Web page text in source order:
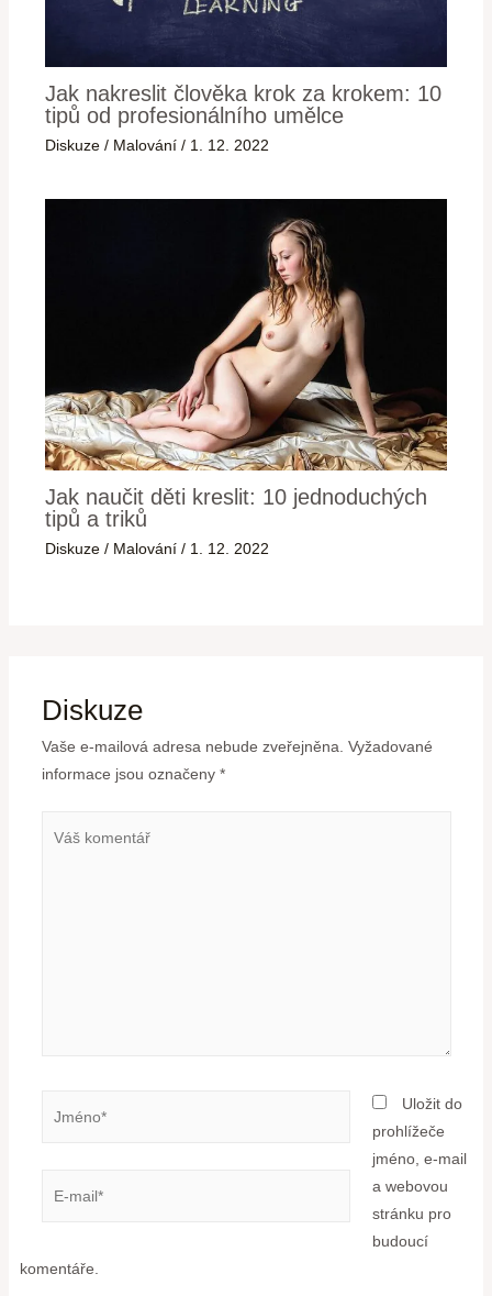
Jak nakreslit člověka krok za krokem: 10
tipů od profesionálního umělce
Diskuze / Malování / 1. 12. 2022
Jak naučit děti kreslit: 10 jednoduchých
tipů a triků
Diskuze / Malování / 1. 12. 2022
Diskuze
Vaše e-mailová adresa nebude zveřejněna. Vyžadované
informace jsou označeny *
Uložit do
prohlížeče
jméno, e-mail
a webovou
stránku pro
budoucí
komentáře.